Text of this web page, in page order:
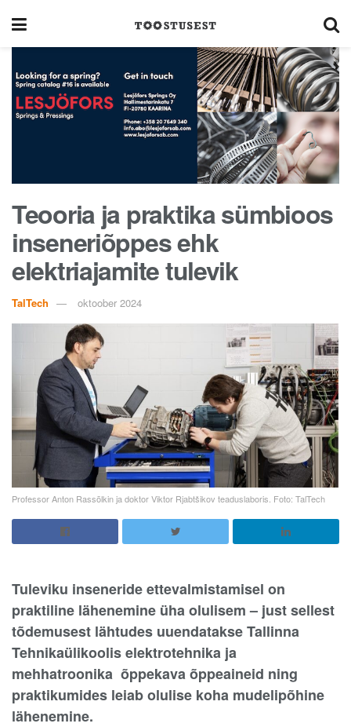
Teooria ja praktika sümbioos
inseneriõppes ehk
elektriajamite tulevik
TalTech oktoober 2024
Professor Anton Rassõlkin ja doktor Viktor Rjabtšikov teaduslaboris. Foto: TalTech
Tuleviku inseneride ettevalmistamisel on
praktiline lähenemine üha olulisem – just sellest
tõdemusest lähtudes uuendatakse Tallinna
Tehnikaülikoolis elektrotehnika ja
mehhatroonika õppekava õppeaineid ning
praktikumides leiab olulise koha mudelipõhine
lähenemine.